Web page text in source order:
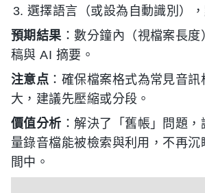
選擇語言（或設為自動識別）
預期結果 ：數分鐘內（視檔案長
稿與 AI 摘要。
注意点 ：確保檔案格式為常見音
大，建議先壓縮或分段。
價值分析 ：解決了「舊帳」問題
量錄音檔能被檢索與利用，不再沉
間中。